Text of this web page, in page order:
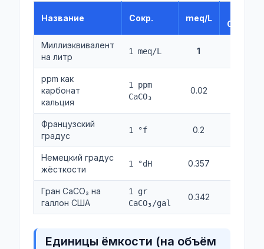
Название Сокр. meq/L
CaCO₃
Миллиэквивалент
на литр
1 meq/L 1
ppm как
карбонат
кальция
1 ppm
CaCO₃
0.02
Французский
градус
1 °f 0.2
Немецкий градус
жёсткости
1 °dH 0.357
Гран CaCO₃ на
галлон США
1 gr
CaCO₃/gal
0.342
Единицы ёмкости (на объём